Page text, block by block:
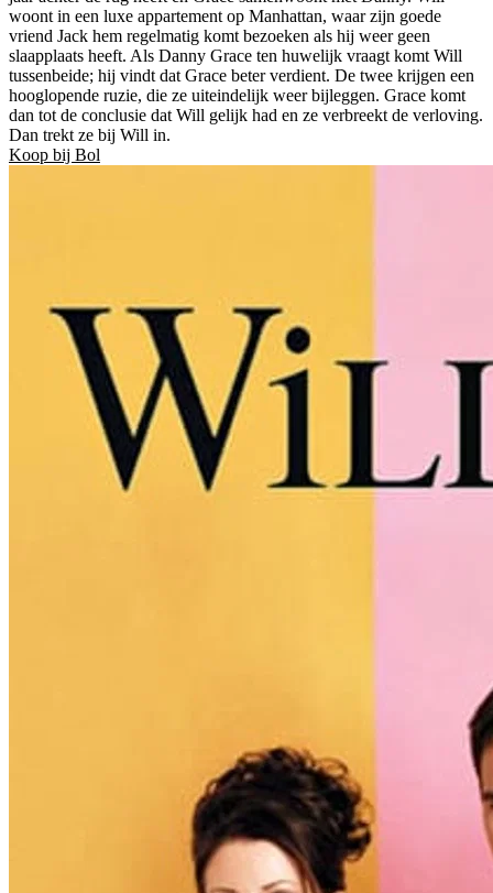
woont in een luxe appartement op Manhattan, waar zijn goede
vriend Jack hem regelmatig komt bezoeken als hij weer geen
slaapplaats heeft. Als Danny Grace ten huwelijk vraagt komt Will
tussenbeide; hij vindt dat Grace beter verdient. De twee krijgen een
hooglopende ruzie, die ze uiteindelijk weer bijleggen. Grace komt
dan tot de conclusie dat Will gelijk had en ze verbreekt de verloving.
Dan trekt ze bij Will in.
Koop bij Bol